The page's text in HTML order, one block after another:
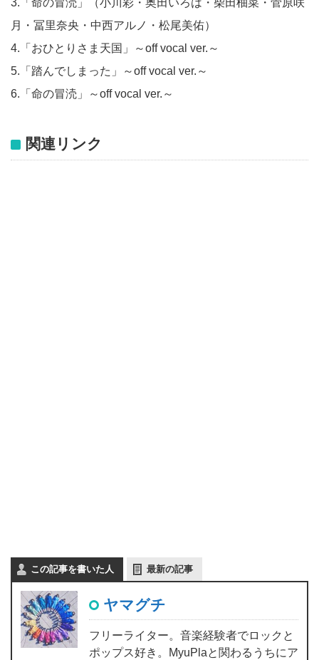
3.「命の冒涜」（小川彩・奥田いろは・柴田柚菜・菅原咲
月・冨里奈央・中西アルノ・松尾美佑）
4.「おひとりさま天国」～off vocal ver.～
5.「踏んでしまった」～off vocal ver.～
6.「命の冒涜」～off vocal ver.～
関連リンク
この記事を書いた人 最新の記事
ヤマグチ
フリーライター。音楽経験者でロックと
ポップス好き。MyuPlaと関わるうちにア